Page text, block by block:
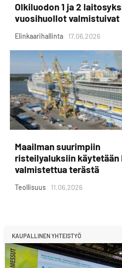
Olkiluodon 1 ja 2
vuosihuollot valmistuivat
Elinkaarihallinta 17.06.2026
Maailman suurimpiin
risteilyaluksiin käytetään
valmistettua terästä
Teollisuus 11.06.2026
KAUPALLINEN YHTEISTYÖ